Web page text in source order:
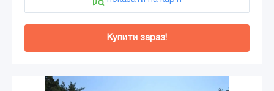
Купити зараз!